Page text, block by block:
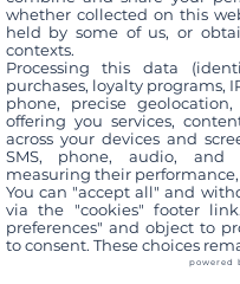
et de surprises
whether collected on this
held by some of us, or
contexts.
Processing this data
purchases, loyalty programs,
phone, precise
offering you services,
across your devices and
SMS, phone, audio, and
measuring their
You can "accept all" and
via the "cookies" footer link
preferences" and object to
to consent. These choices
powered